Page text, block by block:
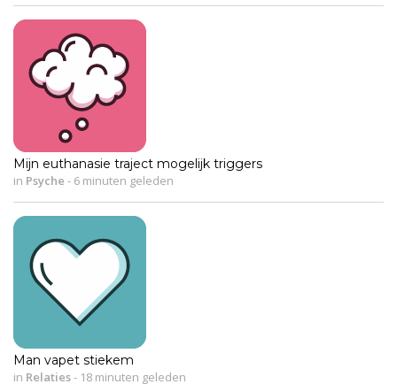
Mijn euthanasie traject mogelijk triggers
in Psyche - 6 minuten geleden
Man vapet stiekem
in Relaties- 18 minuten geleden